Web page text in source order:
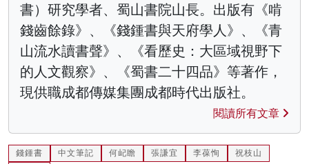
書）研究學者、蜀山書院山長。出版有《啃
錢齒餘錄》、《錢鍾書與天府學人》、《青
山流水讀書聲》、《看歷史：大區域視野下
的人文觀察》、《蜀書二十四品》等著作，
現供職成都傳媒集團成都時代出版社。
閱讀所有文章
錢鍾書 中文筆記 何屺瞻 張謙宜 李葆恂
祝枝山